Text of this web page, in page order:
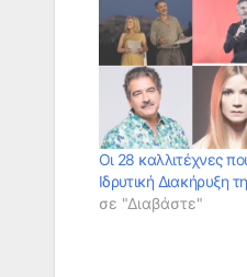
Οι 28 καλλιτέχνες
Ιδρυτική Διακήρυξη
σε "Διαβάστε"